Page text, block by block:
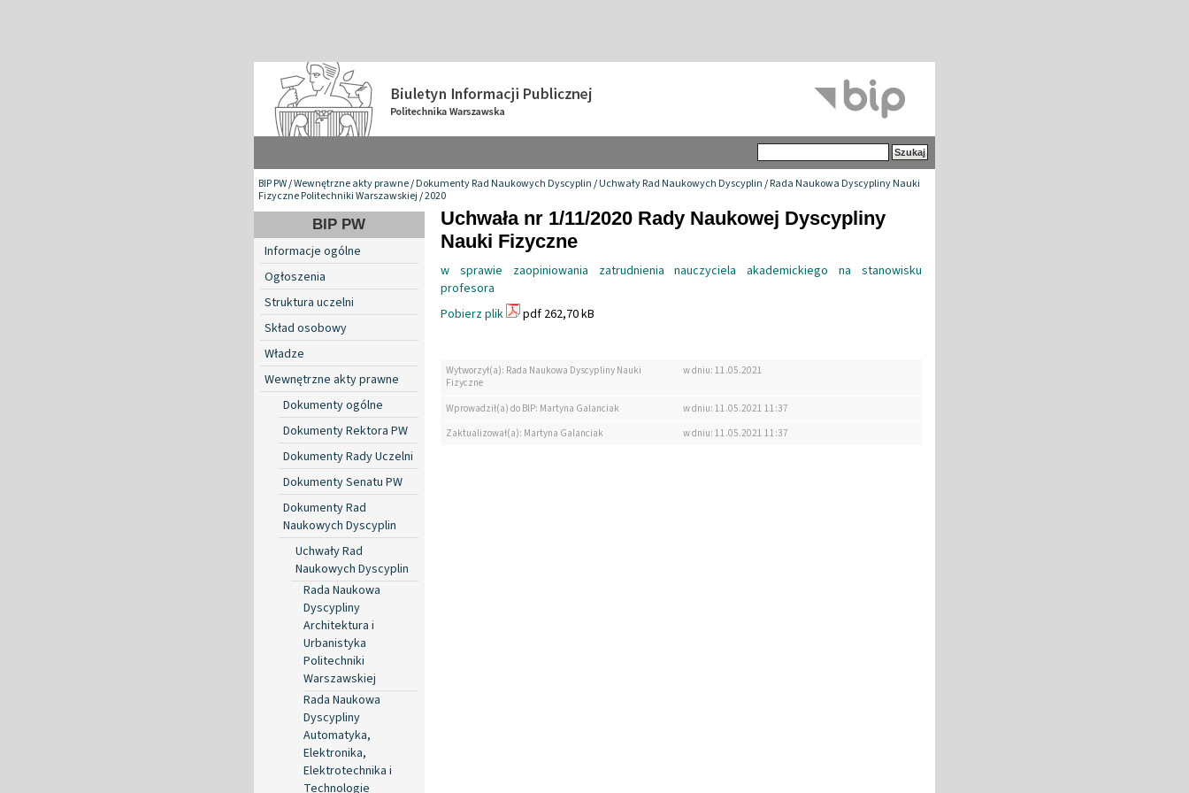
BIP PW/Wewnętrzne akty prawne/Dokumenty Rad Naukowych Dyscyplin/Uchwały Rad Naukowych Dyscyplin/Rada Naukowa Dyscypliny Nauki
Fizyczne Politechniki Warszawskiej/2020
BIP PW
Informacje ogólne
Ogłoszenia
Struktura uczelni
Skład osobowy
Władze
Wewnętrzne akty prawne
Dokumenty ogólne
Dokumenty Rektora PW
Dokumenty Rady Uczelni
Dokumenty Senatu PW
Dokumenty Rad
Naukowych Dyscyplin
Uchwały Rad
Naukowych Dyscyplin
Rada Naukowa
Dyscypliny
Architektura i
Urbanistyka
Politechniki
Warszawskiej
Rada Naukowa
Dyscypliny
Automatyka,
Elektronika,
Elektrotechnika i
Technologie
Uchwała nr 1/11/2020 Rady Naukowej Dyscypliny
Nauki Fizyczne
w sprawie zaopiniowania zatrudnienia nauczyciela akademickiego na stanowisku
profesora
Pobierz plik
pdf 262,70 kB
Wytworzył(a): Rada Naukowa Dyscypliny Nauki
Fizyczne
w dniu: 11.05.2021
Wprowadził(a) do BIP: Martyna Galanciak
w dniu: 11.05.2021 11:37
Zaktualizował(a): Martyna Galanciak
w dniu: 11.05.2021 11:37